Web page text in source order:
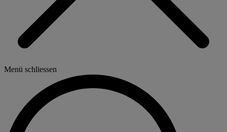
Menü schliessen